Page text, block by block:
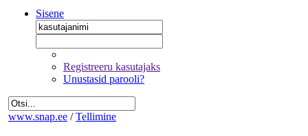
Sisene
Registreeru kasutajaks
Unustasid parooli?
www.snap.ee / Tellimine